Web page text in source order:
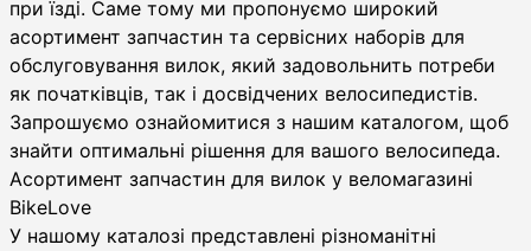
при їзді. Саме тому ми пропонуємо широкий
асортимент запчастин та сервісних наборів для
обслуговування вилок, який задовольнить потреби
як початківців, так і досвідчених велосипедистів.
Запрошуємо ознайомитися з нашим каталогом, щоб
знайти оптимальні рішення для вашого велосипеда.
Асортимент запчастин для вилок у веломагазині
BikeLove
У нашому каталозі представлені різноманітні